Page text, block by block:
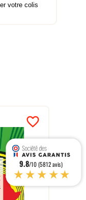
votre colis
favorite_border
9.8/10 (5812 avis)
★★★★★